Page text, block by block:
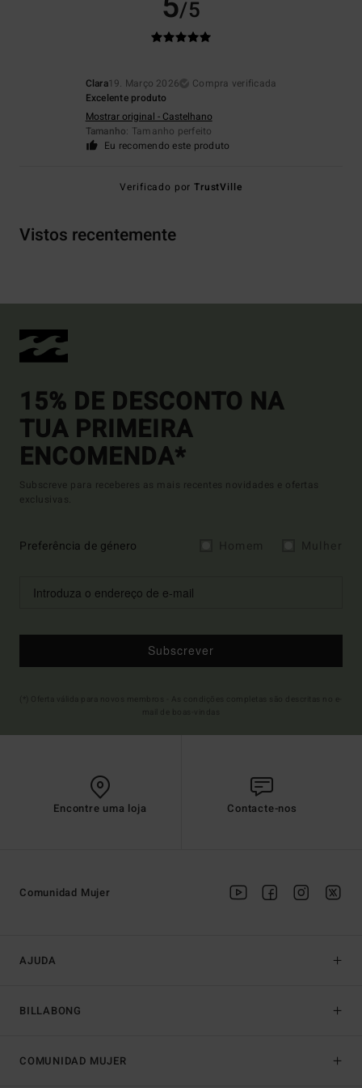
/5
Clara19. Março 2026
Compra verificada
Excelente produto
Mostrar original - Castelhano
Tamanho: Tamanho perfeito
Eu recomendo este produto
Verificado porTrustVille
Vistos recentemente
15% DE DESCONTO NA
TUA PRIMEIRA
ENCOMENDA*
Subscreve para receberes as mais recentes novidades e ofertas
exclusivas.
Preferência de género
Subscrever
Encontre uma loja Contacte-nos
AJUDA
BILLABONG
Comunidad Mujer
COMUNIDAD MUJER